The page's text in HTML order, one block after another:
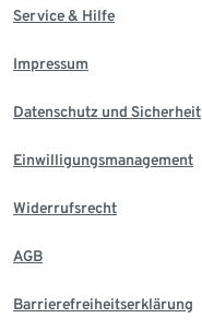
Service & Hilfe
Impressum
Datenschutz und Sicherheit
Einwilligungsmanagement
Widerrufsrecht
AGB
Barrierefreiheitserklärung